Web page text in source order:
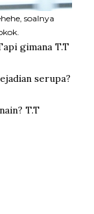
soalnya
gimana T.T
serupa?
T.T